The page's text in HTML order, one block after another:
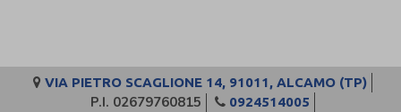
VIA PIETRO SCAGLIONE 14, 91011, ALCAMO (TP)
P.I. 02679760815 0924514005